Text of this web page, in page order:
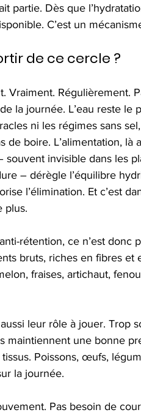
partie. Dès que
C’est un
de ce cercle ?
Vraiment. Régulièrement.
la journée. L’eau reste
ni les régimes sans
de boire. L’alimentation,
souvent invisible dans les
– dérègle l’équilibre
l’élimination. Et c’est
plus.
rétention, ce n’est donc
bruts, riches en fibres
fraises, artichaut,
leur rôle à jouer. Trop
maintiennent une bonne
Poissons, œufs,
la journée.
Pas besoin de